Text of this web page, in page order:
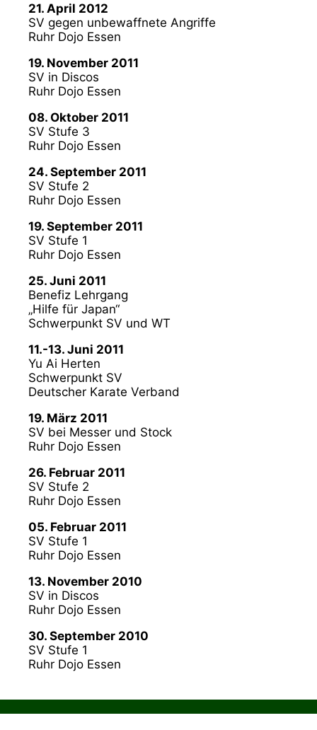
21. April 2012
SV gegen unbewaffnete Angriffe
Ruhr Dojo Essen
19. November 2011
SV in Discos
Ruhr Dojo Essen
08. Oktober 2011
SV Stufe 3
Ruhr Dojo Essen
24. September 2011
SV Stufe 2
Ruhr Dojo Essen
19. September 2011
SV Stufe 1
Ruhr Dojo Essen
25. Juni 2011
Benefiz Lehrgang
„Hilfe für Japan“
Schwerpunkt SV und WT
11.-13. Juni 2011
Yu Ai Herten
Schwerpunkt SV
Deutscher Karate Verband
19. März 2011
SV bei Messer und Stock
Ruhr Dojo Essen
26. Februar 2011
SV Stufe 2
Ruhr Dojo Essen
05. Februar 2011
SV Stufe 1
Ruhr Dojo Essen
13. November 2010
SV in Discos
Ruhr Dojo Essen
30. September 2010
SV Stufe 1
Ruhr Dojo Essen